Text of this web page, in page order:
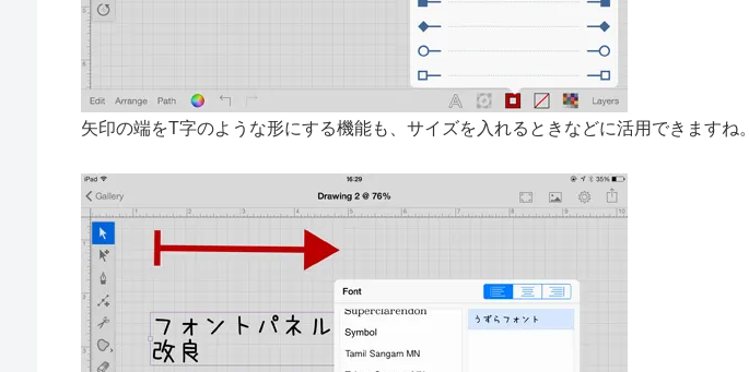
矢印の端をT字のような形にする機能も、サイズを入れるときなどに活用できますね。